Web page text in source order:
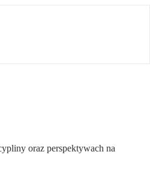
oraz perspektywach na